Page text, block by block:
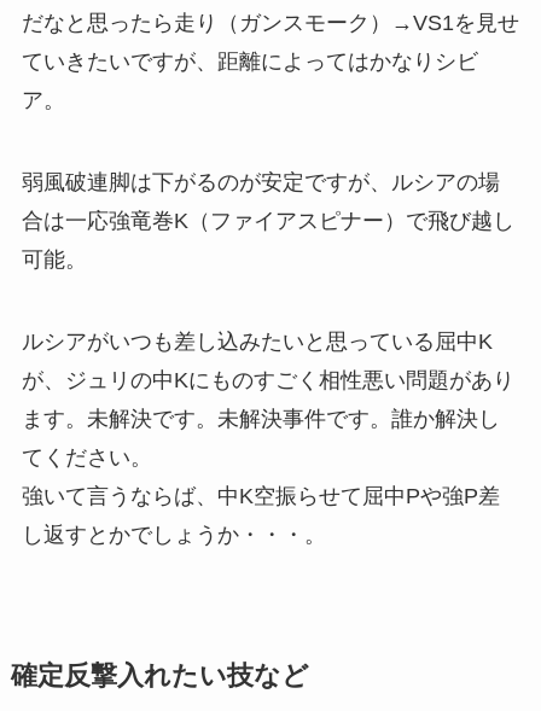
だなと思ったら走り（ガンスモーク）→VS1を見せ
ていきたいですが、距離によってはかなりシビ
ア。
弱風破連脚は下がるのが安定ですが、ルシアの場
合は一応強竜巻K（ファイアスピナー）で飛び越し
可能。
ルシアがいつも差し込みたいと思っている屈中K
が、ジュリの中Kにものすごく相性悪い問題があり
ます。未解決です。未解決事件です。誰か解決し
てください。
強いて言うならば、中K空振らせて屈中Pや強P差
し返すとかでしょうか・・・。
確定反撃入れたい技など